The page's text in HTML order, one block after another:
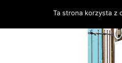
Ta strona korzysta z